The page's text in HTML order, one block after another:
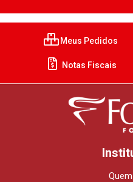
Meus Pedidos
Notas Fiscais